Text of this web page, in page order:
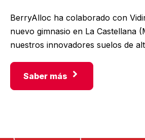
BerryAlloc ha colaborado con
nuevo gimnasio en La Castellana
nuestros innovadores suelos de
Saber más